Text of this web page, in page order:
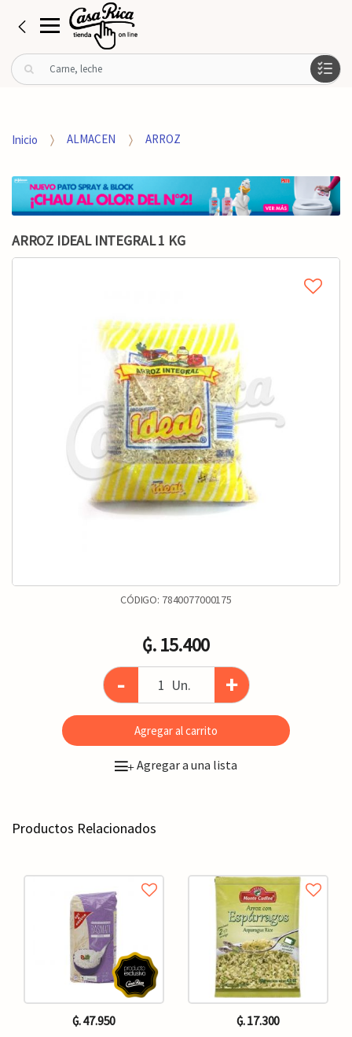
B
u
r
o
:
Inicio ALMACEN ARROZ
ARROZ IDEAL INTEGRAL 1 KG
CÓDIGO: 7840077000175
₲. 15.400
- Un. +
Agregar al carrito
+Agregar a una lista
Productos Relacionados
₲. 47.950 ₲. 17.300